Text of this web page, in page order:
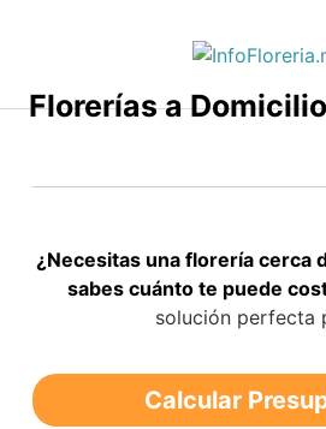
Florerías a
¿Necesitas una florería cerca
sabes cuánto te puede
solución perfecta
Calcular